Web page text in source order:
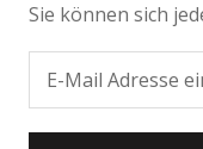
Sie können sich